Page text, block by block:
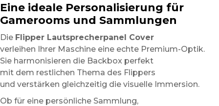
Eine ideale Personalisierung für
Gamerooms und Sammlungen
Die Flipper Lautsprecherpanel Cover
verleihen Ihrer Maschine eine echte Premium-Optik.
Sie harmonisieren die Backbox perfekt
mit dem restlichen Thema des Flippers
und verstärken gleichzeitig die visuelle Immersion.
Ob für eine persönliche Sammlung,